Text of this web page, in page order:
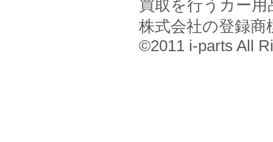
買取を行うカー
株式会社の登録商
©2011 i-parts All